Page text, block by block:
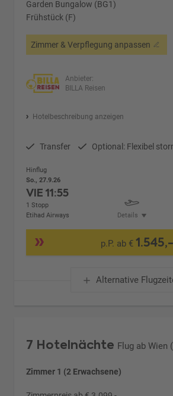
Garden Bungalow (BG1)
Frühstück (F)
Zimmer & Verpflegung anpassen
Anbieter:
BILLA Reisen
Hotelbeschreibung anzeigen
Transfer Optional: Flexibel
Hinflug
So., 27.9.26
VIE11:55
1 Stopp
Etihad Airways
Details
p.P. ab € 1.545,-
Alternative
7 Hotelnächte Flug ab Wien
Zimmer 1 (2 Erwachsene)